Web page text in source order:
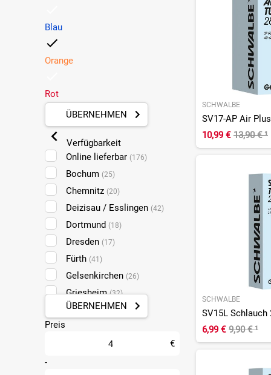
Blau
Orange
Rot
ÜBERNEHMEN
Verfügbarkeit
Online lieferbar (176)
Bochum (25)
Chemnitz (20)
Deizisau / Esslingen (42)
Dortmund (18)
Dresden (17)
Fürth (41)
Gelsenkirchen (26)
Griesheim(32)
Halle(18)
Leipzig Taucha
ÜBERNEHMEN
Preis
€
-
SCHWALBE
SV17-AP Air
10,99 € 13,90 €¹
SCHWALBE
SV15L
6,99 € 9,90 €¹